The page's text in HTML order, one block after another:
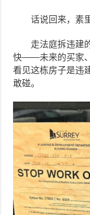
话说回来，素
走法庭拆违建
快——未来的买家
看见这栋房子是违
敢碰。